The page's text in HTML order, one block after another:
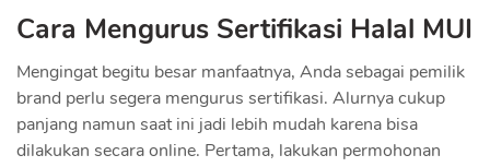
Cara Mengurus Sertifikasi Halal MUI
Mengingat begitu besar manfaatnya, Anda sebagai pemilik
brand perlu segera mengurus sertifikasi. Alurnya cukup
panjang namun saat ini jadi lebih mudah karena bisa
dilakukan secara online. Pertama, lakukan permohonan